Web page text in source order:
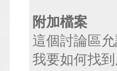
附加檔案
這個討論區
我要如何找